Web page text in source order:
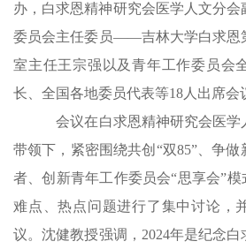
办，白求恩精神研究会医学人文分
委员会主任委员——吉林大学白求恩
室主任王宗强以及青年工作委员会
长、全国各地委员代表等18人出席会
会议在白求恩精神研究会医学
带领下，紧密围绕共创“双85”、争
者、创新青年工作委员会“思享会”
难点、热点问题进行了集中讨论，
议。沈健教授强调，2024年是纪念白